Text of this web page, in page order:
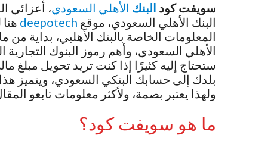
سويفت كود البنك الأهلي السعودي، أعزائي
البنك الأهلي السعودي، موقع deepotech
المعلومات الخاصة بالبنك الأهلبي، بداية
الأهلي السعودي، وأهم رموز البنوك
ستحتاج إليه كثيرًا إذا كنت تريد تحويل
بلدك إلى حسابك البنكي السعودي، ويتميز
ولهذا يعتبر بصمة، ولأكثر معلومات تابعو
ما هو سويفت كود؟